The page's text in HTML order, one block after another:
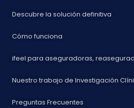
Descubre la solución definitiva
Cómo funciona
ifeel para aseguradoras,
Nuestro trabajo de Investigación
Preguntas Frecuentes